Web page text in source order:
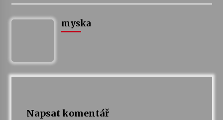
myska
Napsat komentář